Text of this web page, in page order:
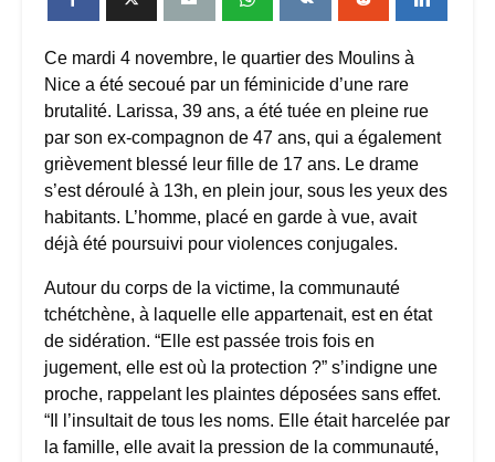
Ce mardi 4 novembre, le quartier des Moulins à
Nice a été secoué par un féminicide d’une rare
brutalité. Larissa, 39 ans, a été tuée en pleine rue
par son ex-compagnon de 47 ans, qui a également
grièvement blessé leur fille de 17 ans. Le drame
s’est déroulé à 13h, en plein jour, sous les yeux des
habitants. L’homme, placé en garde à vue, avait
déjà été poursuivi pour violences conjugales.
Autour du corps de la victime, la communauté
tchétchène, à laquelle elle appartenait, est en état
de sidération. “Elle est passée trois fois en
jugement, elle est où la protection ?” s’indigne une
proche, rappelant les plaintes déposées sans effet.
“Il l’insultait de tous les noms. Elle était harcelée par
la famille, elle avait la pression de la communauté,